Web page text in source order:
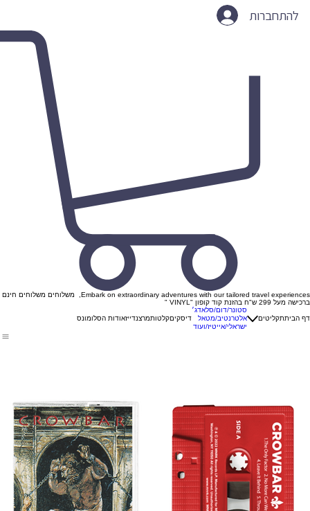
להתחברות
Embark on extraordinary adventures with our tailored travel experiences, משלוחים משלוחים חינם
ברכישה מעל 299 ש"ח בהזנת קוד קופון "VINYL "
דף הביתתקליטים
סטונר/דום/סלאדג׳
אלטרנטיב/מטאל
ישראלי/אייטיז/ועוד
דיסקיםקלטותמרצנדייזאודות הסלומונס